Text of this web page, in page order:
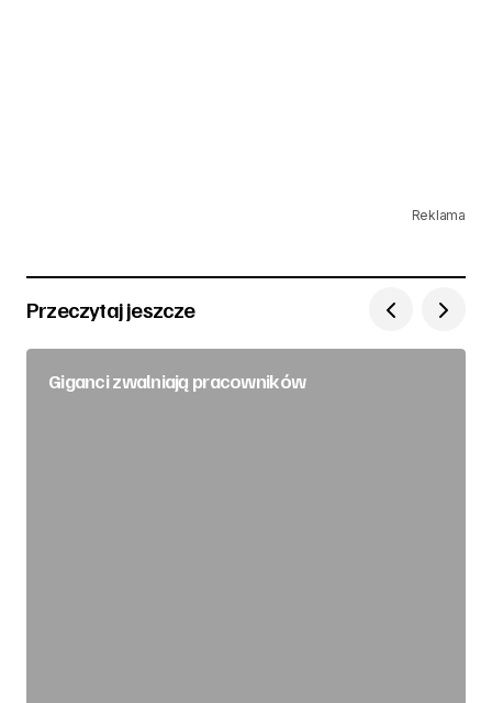
Reklama
Przeczytaj jeszcze
Giganci zwalniają pracowników